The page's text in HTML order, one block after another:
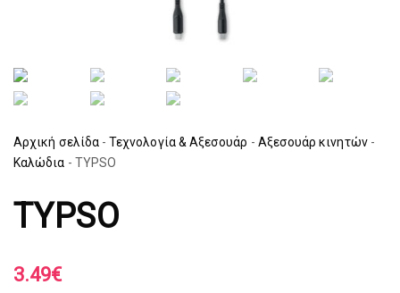
Αρχική σελίδα - Τεχνολογία & Αξεσουάρ - Αξεσουάρ κινητών -
Καλώδια - TYPSO
TYPSO
3.49€